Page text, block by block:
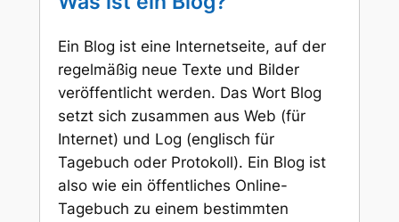
Ein Blog ist eine Internetseite, auf der
regelmäßig neue Texte und Bilder
veröffentlicht werden. Das Wort Blog
setzt sich zusammen aus Web (für
Internet) und Log (englisch für
Tagebuch oder Protokoll). Ein Blog ist
also wie ein öffentliches Online-
Tagebuch zu einem bestimmten